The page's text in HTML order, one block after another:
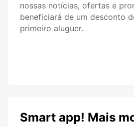
nossas notícias, ofertas e
beneficiará de um desconto
primeiro aluguer.
Smart app! Mais